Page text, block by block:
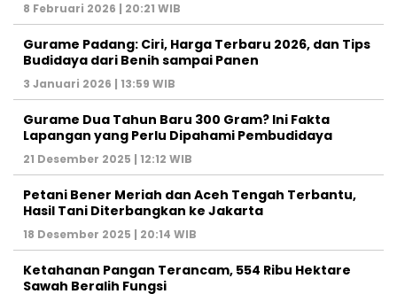
8 Februari 2026 | 20:21 WIB
Gurame Padang: Ciri, Harga Terbaru 2026, dan Tips
Budidaya dari Benih sampai Panen
3 Januari 2026 | 13:59 WIB
Gurame Dua Tahun Baru 300 Gram? Ini Fakta
Lapangan yang Perlu Dipahami Pembudidaya
21 Desember 2025 | 12:12 WIB
Petani Bener Meriah dan Aceh Tengah Terbantu,
Hasil Tani Diterbangkan ke Jakarta
18 Desember 2025 | 20:14 WIB
Ketahanan Pangan Terancam, 554 Ribu Hektare
Sawah Beralih Fungsi